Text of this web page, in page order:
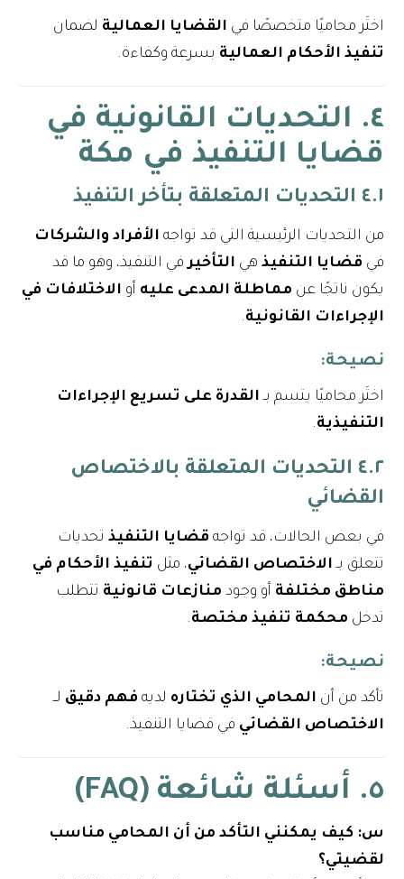
اختَر محاميًا متخصصًا في القضايا العمالية لضمان
تنفيذ الأحكام العمالية بسرعة وكفاءة.
٤. التحديات القانونية في
قضايا التنفيذ في مكة
٤.١ التحديات المتعلقة بتأخر التنفيذ
من التحديات الرئيسية التي قد تواجه الأفراد والشركات
في قضايا التنفيذ هي التأخيرفي التنفيذ، وهو ما قد
يكون ناتجًا عن مماطلة المدعى عليه أو الاختلافات في
الإجراءات القانونية.
نصيحة:
اختَر محاميًا يتسم بـ القدرة على تسريع الإجراءات
التنفيذية.
٤.٢ التحديات المتعلقة بالاختصاص
القضائي
في بعض الحالات، قد تواجه قضايا التنفيذ تحديات
تتعلق بـ الاختصاص القضائي، مثل تنفيذ الأحكام في
مناطق مختلفة أو وجود منازعات قانونية تتطلب
تدخل محكمة تنفيذ مختصة.
نصيحة:
تأكد من أن المحامي الذي تختاره لديه فهم دقيق لــ
الاختصاص القضائي في قضايا التنفيذ.
٥. أسئلة شائعة (FAQ)
س: كيف يمكنني التأكد من أن المحامي مناسب
لقضيتي؟